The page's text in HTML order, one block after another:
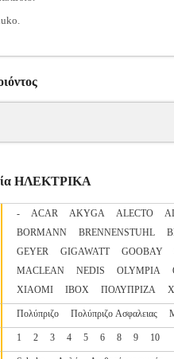
ΗΛΕΚΤΡΙΚΑ
- ACAR AKYGA ALECTO
BORMANN
BRENNENSTUHL
GEYER
GIGAWATT GOOBAY
MACLEAN
NEDIS OLYMPIA
XIAOMI
ΙΒΟΧ ΠΟΛΥΠΡΙΖΑ
Πολύπριζο Πολύπριζο Ασφαλειας
1 2 3 4 5 6 8 9 10